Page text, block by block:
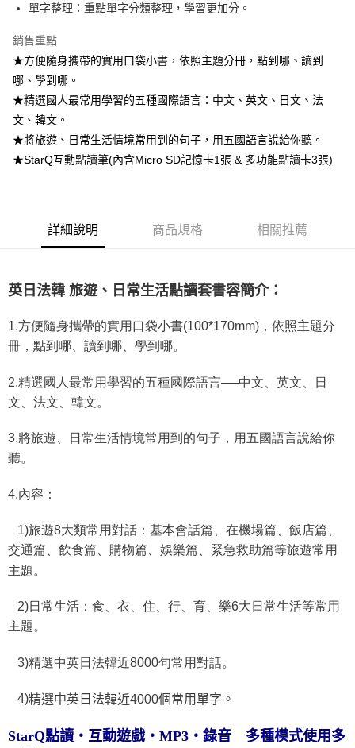
元大商業銀行
永豐商業銀行
台新國際商業銀行
台灣樂天信用卡公司
匯豐（台灣）商業銀行
華泰商業銀行
元大商業銀行
玉山商業銀行
星展（台灣）商業銀行
台灣樂天信用卡公司
臺灣中小企業銀行
台中商業銀行
聯邦商業銀行
元大商業銀行
永豐商業銀行
玉山商業銀行
台新國際商業銀行
中國信託商業銀行
兆豐國際商業銀行
臺灣中小企業銀行
台中商業銀行
華泰商業銀行
遠東國際商業銀行
元大商業銀行
永豐商業銀行
星展（台灣）商業銀行
台新國際商業銀行
中國信託商業銀行
街口支付
悠遊付
Google Pay
全盈+PAY
7-11取貨付款
宅配
郵局
單字整理：重點單字分類整理，學習更加分。
銷售重點
★方便隨身攜帶的實用口袋小書，依照主題分冊，點到哪、讀到
哪、學到哪。
★精選國人最常用學習的五種國際語言：中文、英文、日文、法
文、韓文。
★將旅遊、日常生活情境常用到的句子，用五國語言說給你聽。
★StarQ互動點讀筆(內含Micro SD記憶卡1張 & 多功能點讀卡3張)
詳細說明 商品規格 相關推薦
英日法韓 旅遊、日常生活點讀套書容簡介：
1.方便隨身攜帶的實用口袋小書(100*170mm)，依照主題分
冊，點到哪、讀到哪、學到哪。
2.精選國人最常用學習的五種國際語言──中文、英文、日
文、法文、韓文。
3.將旅遊、日常生活情境常用到的句子，用五國語言說給你
聽。
4.內容：
1)旅遊8大類常用對話：基本會話篇、在機場篇、飯店篇、
交通篇、飲食篇、購物篇、娛樂篇、緊急救助篇等旅遊常用
主題。
2)日常生活：食、衣、住、行、育、樂6大日常生活等常用
主題。
3)精選中英日法韓近8000句常用對話。
4)精選中英日法韓近4000個常用單字。
StarQ點讀‧互動遊戲‧MP3‧錄音 多種模式使用多